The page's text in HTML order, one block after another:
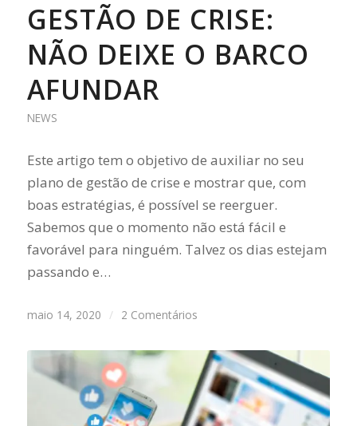
GESTÃO DE CRISE:
NÃO DEIXE O BARCO
AFUNDAR
NEWS
Este artigo tem o objetivo de auxiliar no seu
plano de gestão de crise e mostrar que, com
boas estratégias, é possível se reerguer.
Sabemos que o momento não está fácil e
favorável para ninguém. Talvez os dias estejam
passando e…
maio 14, 2020 / 2 Comentários